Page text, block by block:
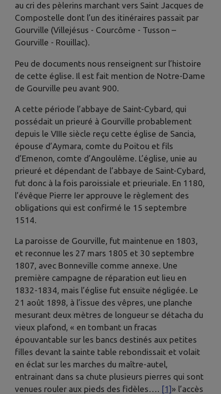
au cri des pèlerins marchant vers Saint Jacques de
Compostelle dont l’un des itinéraires passait par
Gourville (Villejésus - Courcôme - Tusson –
Gourville - Rouillac).
Peu de documents nous renseignent sur l’histoire
de cette église. Il est fait mention de Notre-Dame
de Gourville peu avant 900.
A cette période l’abbaye de Saint-Cybard, qui
possédait un prieuré à Gourville probablement
depuis le VIIIe siècle reçu cette église de Sancia,
épouse d’Aymara, comte du Poitou et fils
d’Emenon, comte d’Angoulême. L’église, unie au
prieuré et dépendant de l’abbaye de Saint-Cybard,
fut donc à la fois paroissiale et prieuriale. En 1180,
l’évêque Pierre Ier approuve le règlement des
obligations qui est confirmé le 15 septembre
1514.
La paroisse de Gourville, fut maintenue en 1803,
et reconnue les 27 mars 1805 et 30 septembre
1807, avec Bonneville comme annexe. Une
première campagne de réparation eut lieu en
1832-1834, mais l’église fut ensuite négligée. Le
21 août 1898, à l’issue des vêpres, une planche
mesurant deux mètres de longueur se détacha du
vieux plafond, « en tombant un fracas
épouvantable sur les bancs destinés aux petites
filles devant la sainte table rebondissait et volait
en éclat sur les marches du maître-autel,
entrainant dans sa chute plusieurs pierres qui sont
venues rouler aux pieds des fidèles…. [1]» l’accès